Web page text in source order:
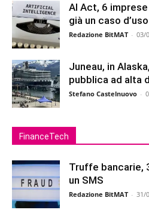
AI Act, 6
già un caso
Redazione BitMAT - 03/
Juneau, in
pubblica ad alta
Stefano Castelnuovo -
FinanceTech
Truffe bancarie,
un SMS
Redazione BitMAT - 31/